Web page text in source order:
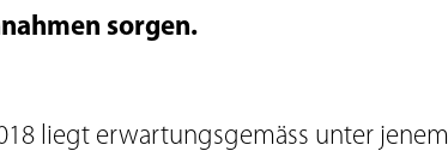
sorgen.
liegt erwartungsgemäss unter jenem